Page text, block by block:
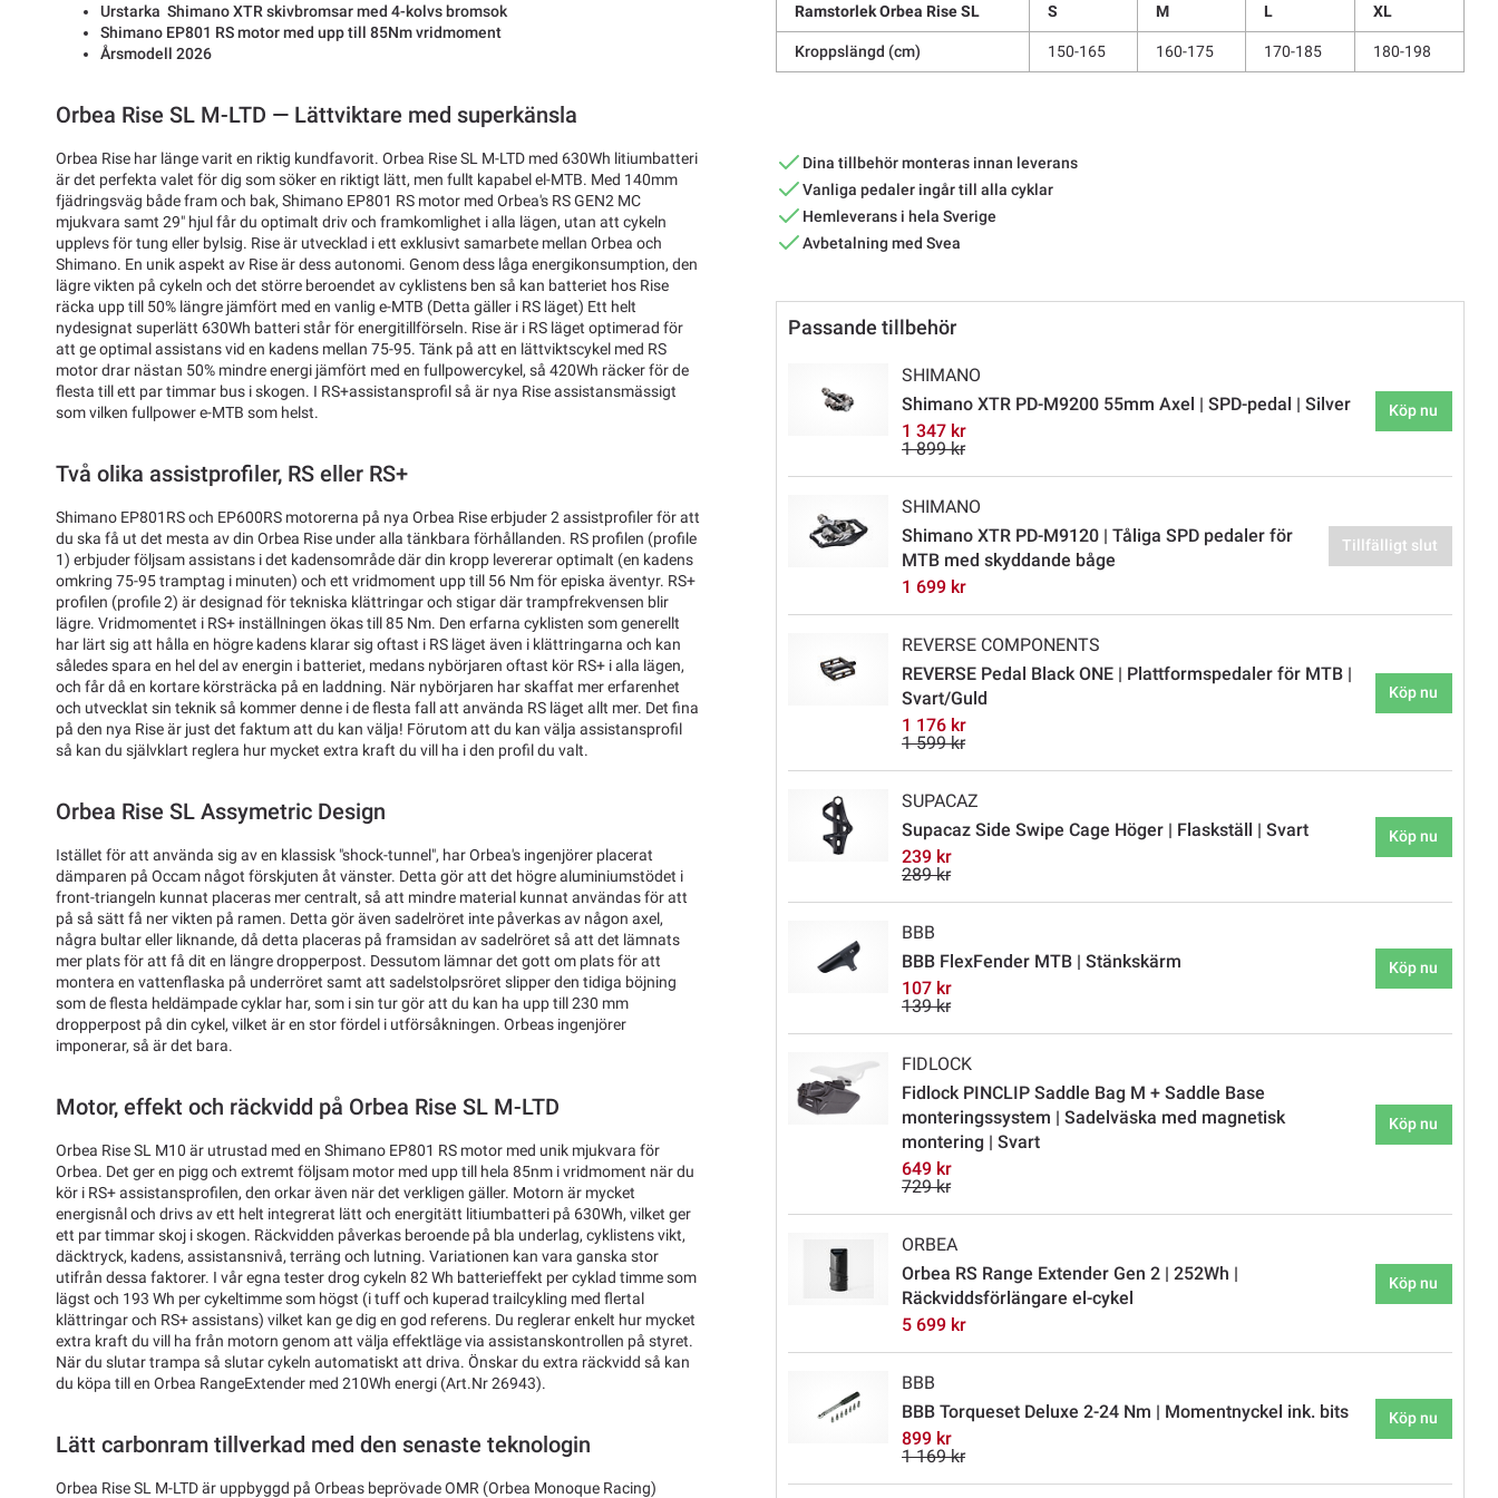
Urstarka Shimano XTR skivbromsar med 4-kolvs bromsok
Shimano EP801 RS motor med upp till 85Nm vridmoment
Årsmodell 2026
Orbea Rise SL M-LTD — Lättviktare med superkänsla
Orbea Rise har länge varit en riktig kundfavorit. Orbea Rise SL M-LTD med 630Wh litiumbatteri
är det perfekta valet för dig som söker en riktigt lätt, men fullt kapabel el-MTB. Med 140mm
fjädringsväg både fram och bak, Shimano EP801 RS motor med Orbea's RS GEN2 MC
mjukvara samt 29" hjul får du optimalt driv och framkomlighet i alla lägen, utan att cykeln
upplevs för tung eller bylsig. Rise är utvecklad i ett exklusivt samarbete mellan Orbea och
Shimano. En unik aspekt av Rise är dess autonomi. Genom dess låga energikonsumption, den
lägre vikten på cykeln och det större beroendet av cyklistens ben så kan batteriet hos Rise
räcka upp till 50% längre jämfört med en vanlig e-MTB (Detta gäller i RS läget) Ett helt
nydesignat superlätt 630Wh batteri står för energitillförseln. Rise är i RS läget optimerad för
att ge optimal assistans vid en kadens mellan 75-95. Tänk på att en lättviktscykel med RS
motor drar nästan 50% mindre energi jämfört med en fullpowercykel, så 420Wh räcker för de
flesta till ett par timmar bus i skogen. I RS+assistansprofil så är nya Rise assistansmässigt
som vilken fullpower e-MTB som helst.
Två olika assistprofiler, RS eller RS+
Shimano EP801RS och EP600RS motorerna på nya Orbea Rise erbjuder 2 assistprofiler för att
du ska få ut det mesta av din Orbea Rise under alla tänkbara förhållanden. RS profilen (profile
1) erbjuder följsam assistans i det kadensområde där din kropp levererar optimalt (en kadens
omkring 75-95 tramptag i minuten) och ett vridmoment upp till 56 Nm för episka äventyr. RS+
profilen (profile 2) är designad för tekniska klättringar och stigar där trampfrekvensen blir
lägre. Vridmomentet i RS+ inställningen ökas till 85 Nm. Den erfarna cyklisten som generellt
har lärt sig att hålla en högre kadens klarar sig oftast i RS läget även i klättringarna och kan
således spara en hel del av energin i batteriet, medans nybörjaren oftast kör RS+ i alla lägen,
och får då en kortare körsträcka på en laddning. När nybörjaren har skaffat mer erfarenhet
och utvecklat sin teknik så kommer denne i de flesta fall att använda RS läget allt mer. Det fina
på den nya Rise är just det faktum att du kan välja! Förutom att du kan välja assistansprofil
så kan du självklart reglera hur mycket extra kraft du vill ha i den profil du valt.
Orbea Rise SL Assymetric Design
Istället för att använda sig av en klassisk "shock-tunnel", har Orbea's ingenjörer placerat
dämparen på Occam något förskjuten åt vänster. Detta gör att det högre aluminiumstödet i
front-triangeln kunnat placeras mer centralt, så att mindre material kunnat användas för att
på så sätt få ner vikten på ramen. Detta gör även sadelröret inte påverkas av någon axel,
några bultar eller liknande, då detta placeras på framsidan av sadelröret så att det lämnats
mer plats för att få dit en längre dropperpost. Dessutom lämnar det gott om plats för att
montera en vattenflaska på underröret samt att sadelstolpsröret slipper den tidiga böjning
som de flesta heldämpade cyklar har, som i sin tur gör att du kan ha upp till 230 mm
dropperpost på din cykel, vilket är en stor fördel i utförsåkningen. Orbeas ingenjörer
imponerar, så är det bara.
Motor, effekt och räckvidd på Orbea Rise SL M-LTD
Orbea Rise SL M10 är utrustad med en Shimano EP801 RS motor med unik mjukvara för
Orbea. Det ger en pigg och extremt följsam motor med upp till hela 85nm i vridmoment när du
kör i RS+ assistansprofilen, den orkar även när det verkligen gäller. Motorn är mycket
energisnål och drivs av ett helt integrerat lätt och energitätt litiumbatteri på 630Wh, vilket ger
ett par timmar skoj i skogen. Räckvidden påverkas beroende på bla underlag, cyklistens vikt,
däcktryck, kadens, assistansnivå, terräng och lutning. Variationen kan vara ganska stor
utifrån dessa faktorer. I vår egna tester drog cykeln 82 Wh batterieffekt per cyklad timme som
lägst och 193 Wh per cykeltimme som högst (i tuff och kuperad trailcykling med flertal
klättringar och RS+ assistans) vilket kan ge dig en god referens. Du reglerar enkelt hur mycket
extra kraft du vill ha från motorn genom att välja effektläge via assistanskontrollen på styret.
När du slutar trampa så slutar cykeln automatiskt att driva. Önskar du extra räckvidd så kan
du köpa till en Orbea RangeExtender med 210Wh energi (Art.Nr 26943).
Lätt carbonram tillverkad med den senaste teknologin
Orbea Rise SL M-LTD är uppbyggd på Orbeas beprövade OMR (Orbea Monoque Racing)
Ramstorlek Orbea Rise SL S M L XL
Kroppslängd (cm) 150-165 160-175 170-185 180-198
Dina tillbehör monteras innan leverans
Vanliga pedaler ingår till alla cyklar
Hemleverans i hela Sverige
Avbetalning med Svea
Passande tillbehör
SHIMANO
Shimano XTR PD-M9200 55mm Axel | SPD-pedal | Silver
1 347 kr
1 899 kr
Köp nu
SHIMANO
Shimano XTR PD-M9120 | Tåliga SPD pedaler för
MTB med skyddande båge
1 699 kr
Tillfälligt slut
REVERSE COMPONENTS
REVERSE Pedal Black ONE | Plattformspedaler för MTB |
Svart/Guld
1 176 kr
1 599 kr
Köp nu
SUPACAZ
Supacaz Side Swipe Cage Höger | Flaskställ | Svart
239 kr
289 kr
Köp nu
BBB
BBB FlexFender MTB | Stänkskärm
107 kr
139 kr
Köp nu
FIDLOCK
Fidlock PINCLIP Saddle Bag M + Saddle Base
monteringssystem | Sadelväska med magnetisk
montering | Svart
649 kr
729 kr
Köp nu
ORBEA
Orbea RS Range Extender Gen 2 | 252Wh |
Räckviddsförlängare el-cykel
5 699 kr
Köp nu
BBB
BBB Torqueset Deluxe 2-24 Nm | Momentnyckel ink. bits
899 kr
1 169 kr
Köp nu